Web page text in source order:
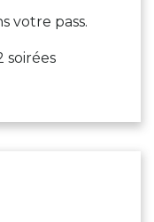
votre pass.
soirées